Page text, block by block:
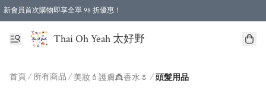
新會員首次購物即享全單 98 折優惠！
特選會員可享全單低至 96 折優惠！
Thai Oh Yeah 太好野
首頁/ 所有商品 / 美妝💄護膚👸香水🌷 /頭髮用品